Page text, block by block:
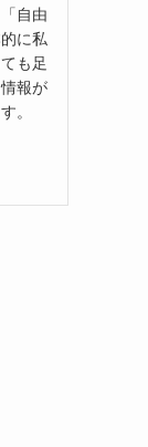
自由
に私
も足
報が
。